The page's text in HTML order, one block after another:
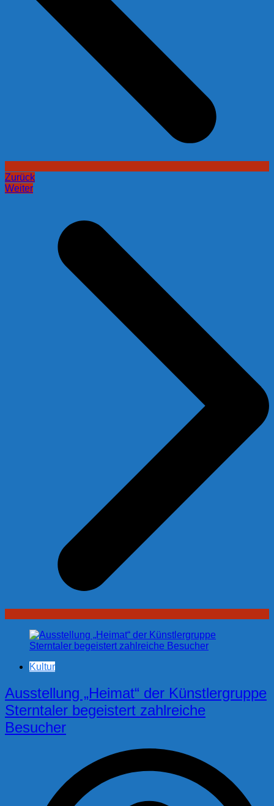
Zurück
Weiter
Kultur
Ausstellung „Heimat“ der Künstlergruppe
Sterntaler begeistert zahlreiche
Besucher